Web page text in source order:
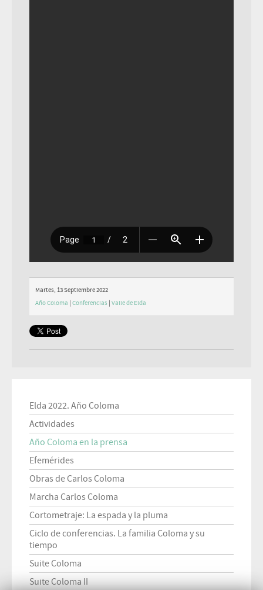
Martes, 13 Septiembre 2022
Año Coloma | Conferencias | Valle de Elda
Elda 2022. Año Coloma
Actividades
Año Coloma en la prensa
Efemérides
Obras de Carlos Coloma
Marcha Carlos Coloma
Cortometraje: La espada y la pluma
Ciclo de conferencias. La familia Coloma y su
tiempo
Suite Coloma
Suite Coloma II